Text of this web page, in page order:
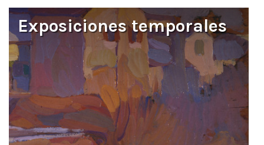
Exposiciones temporales